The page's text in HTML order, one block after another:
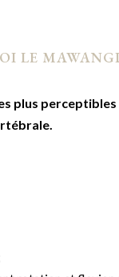
LE
plus